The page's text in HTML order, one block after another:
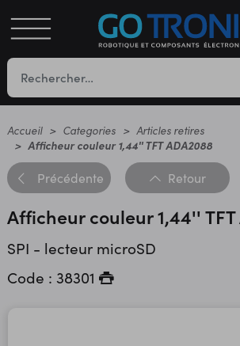
Accueil Categories
Articles retires
Afficheur couleur 1,44'' TFT ADA2088
Précédente Retour
Afficheur couleur 1,44''
SPI - lecteur microSD
Code : 38301